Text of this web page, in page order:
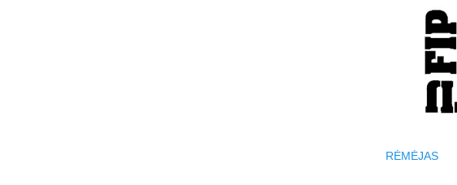
RĖMĖJAS